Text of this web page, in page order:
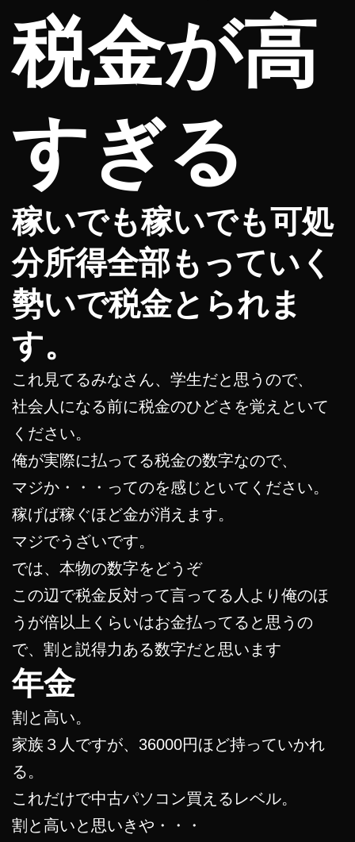
税金が高
すぎる
稼いでも稼いでも可処
分所得全部もっていく
勢いで税金とられま
す。
これ見てるみなさん、学生だと思うので、
社会人になる前に税金のひどさを覚えといて
ください。
俺が実際に払ってる税金の数字なので、
マジか・・・ってのを感じといてください。
稼げば稼ぐほど金が消えます。
マジでうざいです。
では、本物の数字をどうぞ
この辺で税金反対って言ってる人より俺のほ
うが倍以上くらいはお金払ってると思うの
で、割と説得力ある数字だと思います
年金
割と高い。
家族３人ですが、36000円ほど持っていかれ
る。
これだけで中古パソコン買えるレベル。
割と高いと思いきや・・・